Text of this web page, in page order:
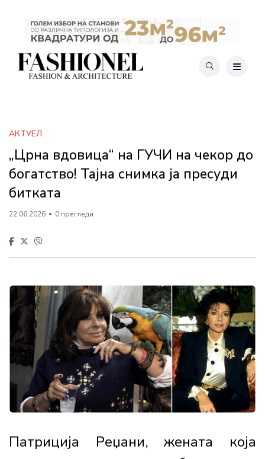
АКТУЕЛ
„Црна вдовица“ на ГУЧИ на чекор до
богатство! Тајна снимка ја пресуди
битката
22.06.2026 0 прегледи
Патриција Реџани, жената која